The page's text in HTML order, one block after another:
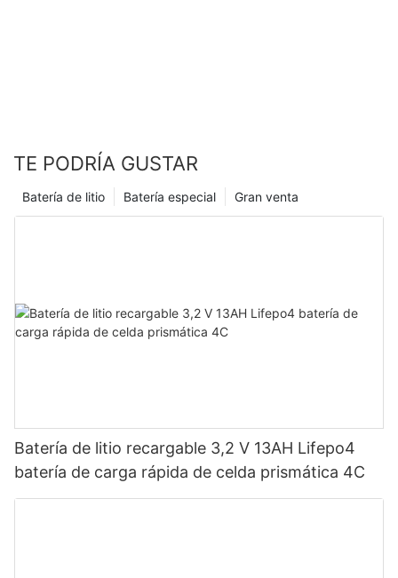
TE PODRÍA GUSTAR
Gran venta
Batería especial
Batería de litio
Batería de litio recargable 3,2 V 13AH Lifepo4
batería de carga rápida de celda prismática 4C